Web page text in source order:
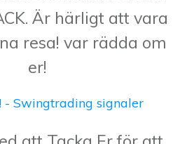
Är härligt att vara
resa! var rädda om
er!
- Swingtrading signaler